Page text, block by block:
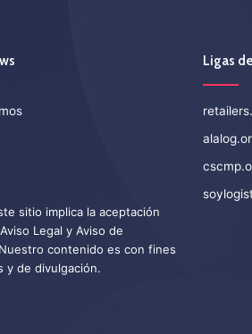
sitio implica la aceptación
Aviso Legal y Aviso de
contenido es con fines
y de divulgación.
Ligas